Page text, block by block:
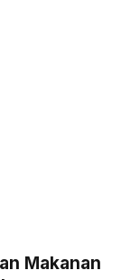
Makanan